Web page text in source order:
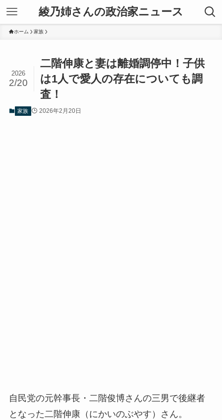
綾乃姉さんの政治家ニュース
ホーム 家族
二階伸康と妻は離婚調停中！子供
は1人で愛人の存在についても調
査！
2026
2/20
家族 2026年2月20日
自民党の元幹事長・二階俊博さんの三男で後継者
となった二階伸康（にかいのぶやす）さん。